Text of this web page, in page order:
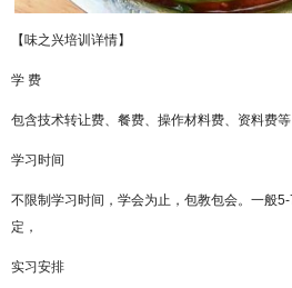
【味之兴培训详情】
学 费
包含技术转让费、餐费、操作材料费、资料费
学习时间
不限制学习时间，学会为止，包教包会。一般5-
定，
实习安排